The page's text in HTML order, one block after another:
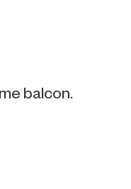
balcon.